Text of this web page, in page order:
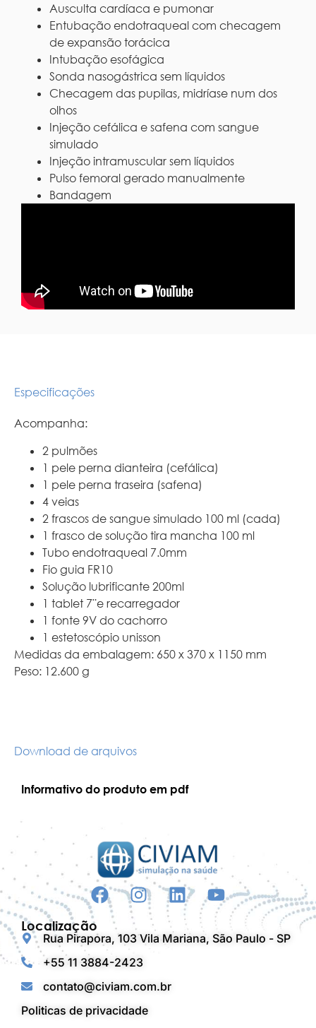
Ausculta cardíaca e pumonar
Entubação endotraqueal com checagem
de expansão torácica
Intubação esofágica
Sonda nasogástrica sem líquidos
Checagem das pupilas, midríase num dos
olhos
Injeção cefálica e safena com sangue
simulado
Injeção intramuscular sem líquidos
Pulso femoral gerado manualmente
Bandagem
Especificações
Acompanha:
2 pulmões
1 pele perna dianteira (cefálica)
1 pele perna traseira (safena)
4 veias
2 frascos de sangue simulado 100 ml (cada)
1 frasco de solução tira mancha 100 ml
Tubo endotraqueal 7.0mm
Fio guia FR10
Solução lubrificante 200ml
1 tablet 7¨e recarregador
1 fonte 9V do cachorro
1 estetoscópio unisson
Medidas da embalagem: 650 x 370 x 1150 mm
Peso: 12.600 g
Download de arquivos
Informativo do produto em pdf
Localização
Rua Pirapora, 103 Vila Mariana, São Paulo - SP
+55 11 3884-2423
contato@civiam.com.br
Politicas de privacidade